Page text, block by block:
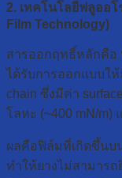
2. เทคโนโลยีฟลูออโ
Film Technology)
สารออกฤทธิ์หลักคือ
ได้รับการออกแบบให้
chain ซึ่งมีค่า
โลหะ (~400 mN/m)
ผลคือฟิล์มที่เกิดขึ้น
ทำให้ยางไม่สามาร